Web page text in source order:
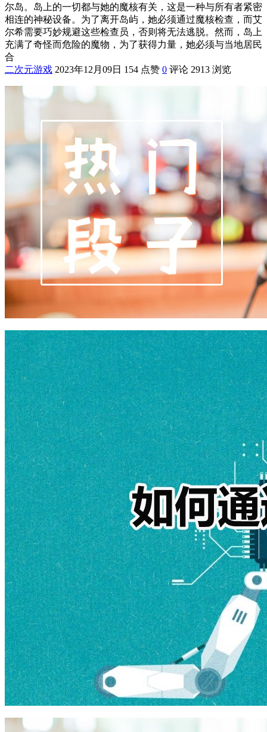
尔岛。岛上的一切都与她的魔核有关，这是一种与所有者紧密
相连的神秘设备。为了离开岛屿，她必须通过魔核检查，而艾
尔希需要巧妙规避这些检查员，否则将无法逃脱。然而，岛上
充满了奇怪而危险的魔物，为了获得力量，她必须与当地居民
合
二次元游戏 2023年12月09日 154 点赞 0 评论 2913 浏览